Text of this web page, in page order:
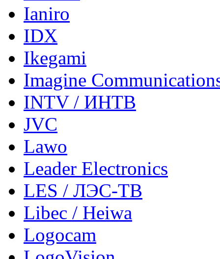
Ianiro
IDX
Ikegami
Imagine
INTV / ИНТВ
JVC
Lawo
Leader Electronics
LES / ЛЭС-ТВ
Libec / Heiwa
Logocam